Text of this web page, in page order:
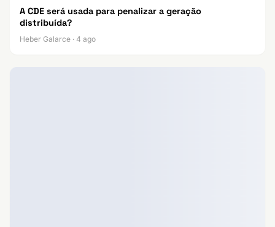
A CDE será usada para penalizar a geração
distribuída?
Heber Galarce · 4 ago